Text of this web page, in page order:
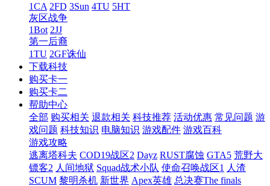
1CA 2FD 3Sun 4TU 5HT
灰区战争
1Bot 2JJ
第一后裔
1TU 2GF诛仙
下载科技
购买卡一
购买卡二
帮助中心
全部 购买相关 退款相关 科技推荐 活动优惠 常见问题 游
戏问题 科技知识 电脑知识 游戏配件 游戏百科
游戏攻略
逃离塔科夫 COD19战区2 Dayz RUST腐蚀 GTA5 荒野大
镖客2 人间地狱 Squad战术小队 使命召唤战区1 人渣
SCUM 黎明杀机 新世界 Apex英雄 总决赛The finals